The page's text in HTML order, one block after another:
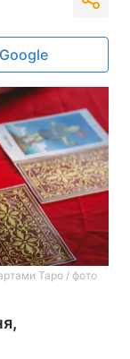
Таро / фото